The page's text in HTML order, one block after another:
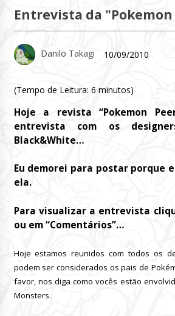
Entrevista da "Pokemon
Danilo Takagi 10/09/2010
(Tempo de Leitura: 6 minutos)
Hoje a revista “Pokemon
entrevista com os
Black&White…
Eu demorei para postar porque
ela.
Para visualizar a entrevista
ou em “Comentários”…
Hoje estamos reunidos com todos os
podem ser considerados os pais de
favor, nos diga como vocês estão
Monsters.